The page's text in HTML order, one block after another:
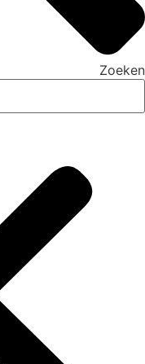
Zoeken